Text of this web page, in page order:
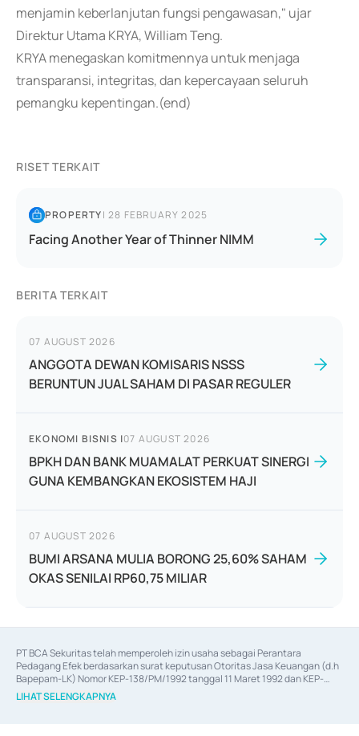
menjamin keberlanjutan fungsi pengawasan," ujar
Direktur Utama KRYA, William Teng.
KRYA menegaskan komitmennya untuk menjaga
transparansi, integritas, dan kepercayaan seluruh
pemangku kepentingan.(end)
RISET TERKAIT
PROPERTY|28 FEBRUARY 2025
Facing Another Year of Thinner NIMM
BERITA TERKAIT
07 AUGUST 2026
ANGGOTA DEWAN KOMISARIS NSSS
BERUNTUN JUAL SAHAM DI PASAR REGULER
EKONOMI BISNIS |07 AUGUST 2026
BPKH DAN BANK MUAMALAT PERKUAT SINERGI
GUNA KEMBANGKAN EKOSISTEM HAJI
07 AUGUST 2026
BUMI ARSANA MULIA BORONG 25,60% SAHAM
OKAS SENILAI RP60,75 MILIAR
PT BCA Sekuritas telah memperoleh izin usaha sebagai Perantara
Pedagang Efek berdasarkan surat keputusan Otoritas Jasa Keuangan (d.h
Bapepam-LK) Nomor KEP-138/PM/1992 tanggal 11 Maret 1992 dan KEP-
06/D.04/2014 tanggal 28 Februari 2014, izin usaha sebagai Penjamin Emisi
Efek berdasarkan surat keputusan Otoritas Jasa Keuangan Nomor KEP-
LIHAT SELENGKAPNYA